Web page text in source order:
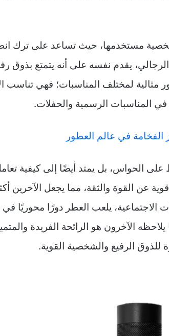
مستخدمها، حيث تساعد على ترك
يقدم نفسه على أنه يتمتع بذوق
مثالية لمختلف المناسبات؛ فهي تناسب
المناسبات الرسمية والحفلات.
الفخامة في عالم العطور
الحواس، بل يمتد أيضًا إلى كيفية
عن القوة والثقة، مما يجعل الآخرين
يلعب العطر دورًا محوريًا في
الآخرون هو الرائحة الفريدة
للذوق الرفيع والشخصية القوية.